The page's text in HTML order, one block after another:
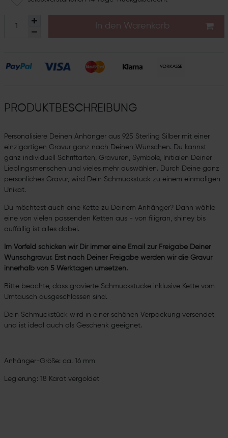
In den Warenkorb
PRODUKTBESCHREIBUNG
Personalisiere Deinen Anhänger aus 925 Sterling Silber mit einer
einzigartigen Gravur ganz nach Deinen Wünschen. Du kannst
ganz individuell Schriftarten, Gravuren, Symbole, Initialen Deiner
Lieblingsmenschen und vieles mehr auswählen. Durch Deine ganz
persönliches Gravur, wird Dein Schmuckstück zu einem einmaligen
Unikat.
Du möchtest auch eine Kette zu Deinem Anhänger? Dann wähle
eine von vielen passenden Ketten aus - von filigran, shiney bis
auffällig ist alles dabei.
Im Vorfeld schicken wir Dir immer eine Email zur Freigabe Deiner
Wunschgravur. Erst nach Deiner Freigabe werden wir die Gravur
innerhalb von 5 Werktagen umsetzen.
Bitte beachte, dass gravierte Schmuckstücke inklusive Kette vom
Umtausch ausgeschlossen sind.
Dein Schmuckstück wird in einer schönen Verpackung versendet
und ist ideal auch als Geschenk geeignet.
Anhänger-Größe: ca. 16 mm
Legierung: 18 Karat vergoldet